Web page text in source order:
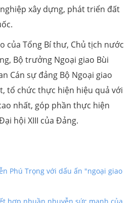
xây dựng, phát triển đất
của Tổng Bí thư, Chủ tịch nước
Bộ trưởng Ngoại giao Bùi
Cán sự đảng Bộ Ngoại giao
tổ chức thực hiện hiệu quả với
nhất, góp phần thực hiện
hội XIII của Đảng.
Phú Trọng với dấu ấn "ngoại giao